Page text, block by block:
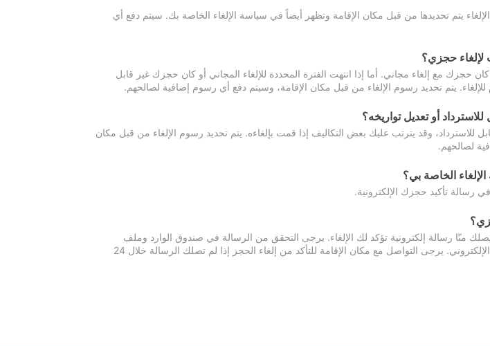
يتم تحديدها من قبل مكان الإقامة وتظهر أيضاً في سياسة الإلغاء الخاصة بك. سيتم دفع أي
حجزي؟
حجزك مع إلغاء مجاني. أما إذا انتهت الفترة المحددة للإلغاء المجاني أو كان حجزك غير قابل
يتم تحديد رسوم الإلغاء من قبل مكان الإقامة، وسيتم دفع أي رسوم إضافية لصالحهم.
أو تعديل تواريخه؟
للاسترداد، وقد يترتب عليك بعض التكاليف إذا قمت بإلغاءه. يتم تحديد رسوم الإلغاء من قبل مكان
لصالحهم.
الخاصة بي؟
رسالة تأكيد حجزك الإلكترونية.
منّا رسالة إلكترونية تؤكد لك الإلغاء. يرجى التحقق من الرسالة في صندوق الوارد وملف
الرسائل غير المرغوبة في بريدك الإلكتروني. يرجى التواصل مع مكان الإقامة للتأكد من إلغاء الحجز إذا لم تصلك الرسالة خلال 24